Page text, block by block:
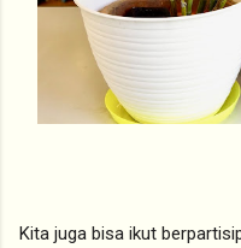
Kita juga bisa ikut